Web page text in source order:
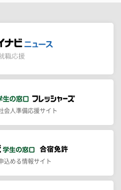
会人準備応援サイト
込める情報サイト